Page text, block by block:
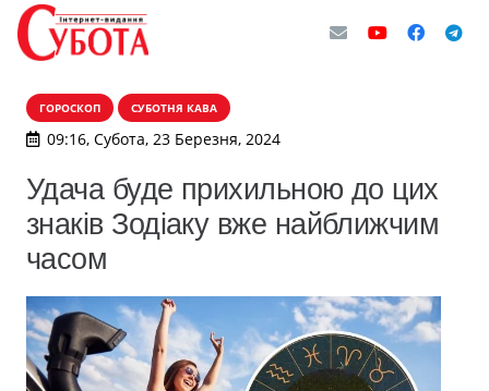
ГОРОСКОП СУБОТНЯ КАВА
09:16, Субота, 23 Березня, 2024
Удача буде прихильною до цих
знаків Зодіаку вже найближчим
часом